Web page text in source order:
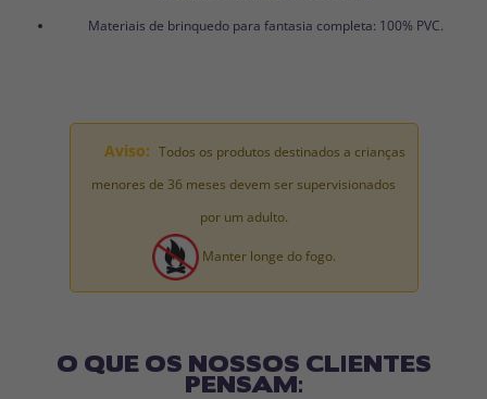
Materiais de brinquedo para fantasia completa: 100% PVC.
Aviso: Todos os produtos destinados a crianças
menores de 36 meses devem ser supervisionados
por um adulto.
Manter longe do fogo.
O QUE OS NOSSOS CLIENTES
PENSAM: